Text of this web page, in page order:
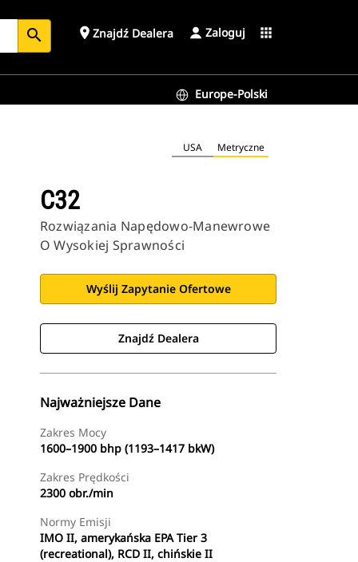
search place Znajdź Dealera Zaloguj apps
Europe-Polski
USA Metryczne
C32
Rozwiązania Napędowo-Manewrowe
O Wysokiej Sprawności
Wyślij Zapytanie Ofertowe
Znajdź Dealera
Najważniejsze Dane
Zakres Mocy
1600–1900 bhp (1193–1417 bkW)
Zakres Prędkości
2300 obr./min
Normy Emisji
IMO II, amerykańska EPA Tier 3
(recreational), RCD II, chińskie II